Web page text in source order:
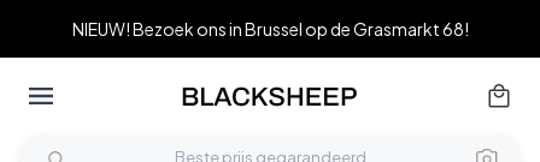
NIEUW! Bezoek ons in Brussel op de Grasmarkt 68!